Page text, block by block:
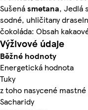
Sušenásmetana, Jedlá
sodné, uhličitany
čokoláda: Obsah
Výživové údaje
Běžné hodnoty
Energetická hodnota
Tuky
z toho nasycené mastné
Sacharidy